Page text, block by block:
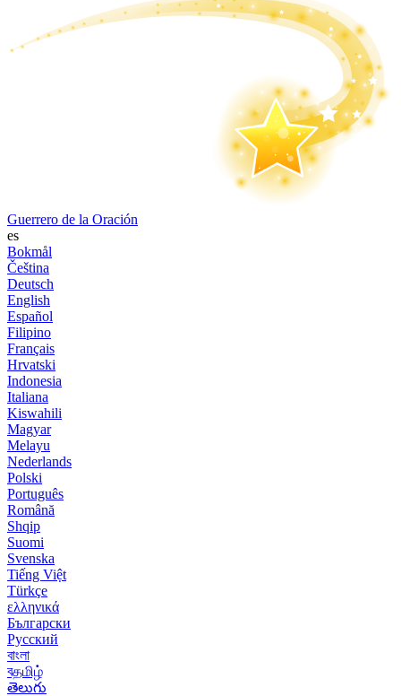
Guerrero de la Oración
es
Bokmål
Čeština
Deutsch
English
Español
Filipino
Français
Hrvatski
Indonesia
Italiana
Kiswahili
Magyar
Melayu
Nederlands
Polski
Português
Română
Shqip
Suomi
Svenska
Tiếng Việt
Türkçe
ελληνικά
Български
Русский
বাংলা
বதமிழ்
తెలుగు